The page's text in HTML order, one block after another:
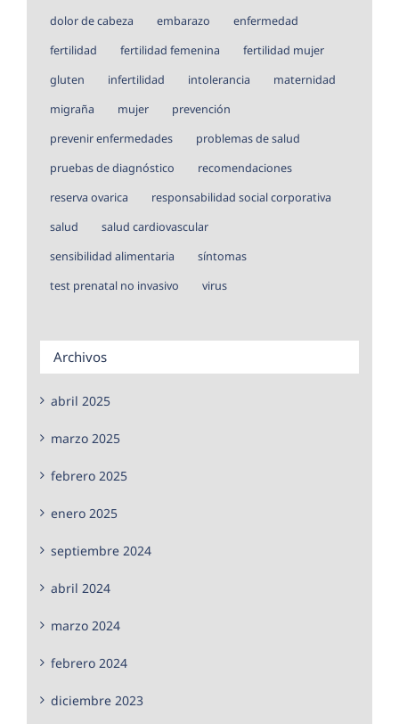
dolor de cabeza
embarazo
enfermedad
fertilidad
fertilidad femenina
fertilidad mujer
gluten
infertilidad intolerancia
maternidad
migraña
mujer
prevención
prevenir enfermedades
problemas de salud
pruebas de diagnóstico
recomendaciones
reserva ovarica
responsabilidad social corporativa
salud
salud cardiovascular
sensibilidad alimentaria
síntomas
test prenatal no invasivo
virus
Archivos
abril 2025
marzo 2025
febrero 2025
enero 2025
septiembre 2024
abril 2024
marzo 2024
febrero 2024
diciembre 2023